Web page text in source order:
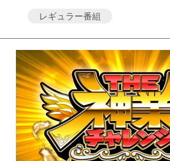
レギュラー番組